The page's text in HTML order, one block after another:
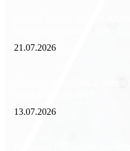
21.07.2026
13.07.2026